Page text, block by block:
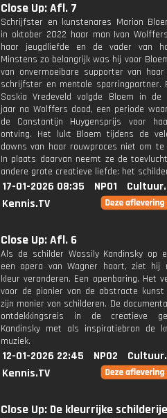
Close Up: Afl. 7
Schrijfster en kunstenares Marion
in oktober 2022 haar man Ivan
haar jeugdliefde en de vader van
Minstens zo belangrijk was hij voor
van onvermoeibare supporter van
schrijfster en mentale sparringpartner.
Saskia Vredeveld volgde Bloem in de
jaar na Wolffers dood, een periode
de Constantijn Huygensprijs voor
ontving. Het lukt Bloem tijdens de
downs van haar rouwproces niet om te
In plaats daarvan neemt ze de
andere grote creatieve liefde: het
17-01-2026 08:35 NPO1
Kennis.TV
Close Up: Afl. 6
Als de schilder Wassily Kandinsky op
een opera van Wagner hoort, ziet hij
kleur veranderen. Een openbaring. Het
voor de pionier van de abstracte kunst
zijn manier van schilderen. De
ontdekkingsreis in de creatieve
Kandinsky met als inspiratiebron de
muziek.
12-01-2026 22:45 NPO2
Kennis.TV
Close Up: De kleurrijke